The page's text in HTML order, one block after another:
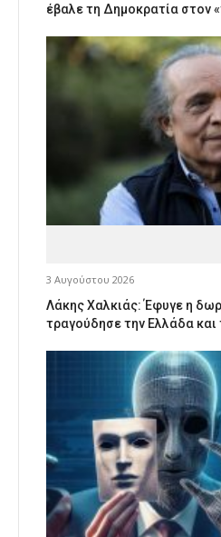
έβαλε τη Δημοκρατία στον
3 Αυγούστου 2026
Λάκης Χαλκιάς: Έφυγε η
τραγούδησε την Ελλάδα και